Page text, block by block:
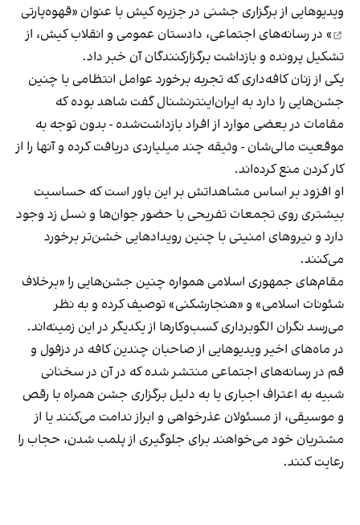
ویدیوهایی از برگزاری جشنی در جزیره کیش با عنوان «قهوه‌پارتی
» در رسانه‌های اجتماعی، دادستان عمومی و انقلاب کیش، از
تشکیل پرونده و بازداشت برگزارکنندگان آن خبر داد.
یکی از زنان کافه‌داری که تجربه برخورد عوامل انتظامی با چنین
جشن‌هایی را دارد به ایران‌اینترنشنال گفت شاهد بوده که
مقامات در بعضی موارد از افراد بازداشت‌‌شده - بدون توجه به
موقعیت مالی‌شان - وثیقه چند میلیاردی دریافت کرده و آنها را از
کار کردن منع کرده‌اند.
او افزود بر اساس مشاهداتش بر این باور است که حساسیت
بیشتری روی تجمعات تفریحی با حضور جوان‌ها و نسل زد وجود
دارد و نیروهای امنیتی با چنین رویدادهایی خشن‌تر برخورد
می‌کنند.
مقام‌های جمهوری اسلامی همواره چنین جشن‌هایی را «برخلاف
شئونات اسلامی» و «هنجارشکنی» توصیف کرده و به نظر
می‌رسد نگران الگوبرداری کسب‌وکارها از یکدیگر در این زمینه‌اند.
در ماه‌های اخیر ویدیوهایی از صاحبان چندین کافه در دزفول و
قم در رسانه‌های اجتماعی منتشر شده که در آن در سخنانی
شبیه به اعتراف اجباری یا به دلیل برگزاری جشن همراه با رقص
و موسیقی، از مسئولان عذرخواهی و ابراز ندامت می‌کنند یا از
مشتریان خود می‌خواهند برای جلوگیری از پلمب شدن، حجاب را
رعایت کنند.